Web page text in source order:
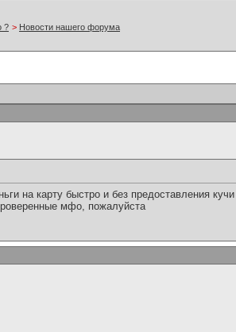
? > Новости нашего форума
на карту быстро и без предоставления
мфо, пожалуйста